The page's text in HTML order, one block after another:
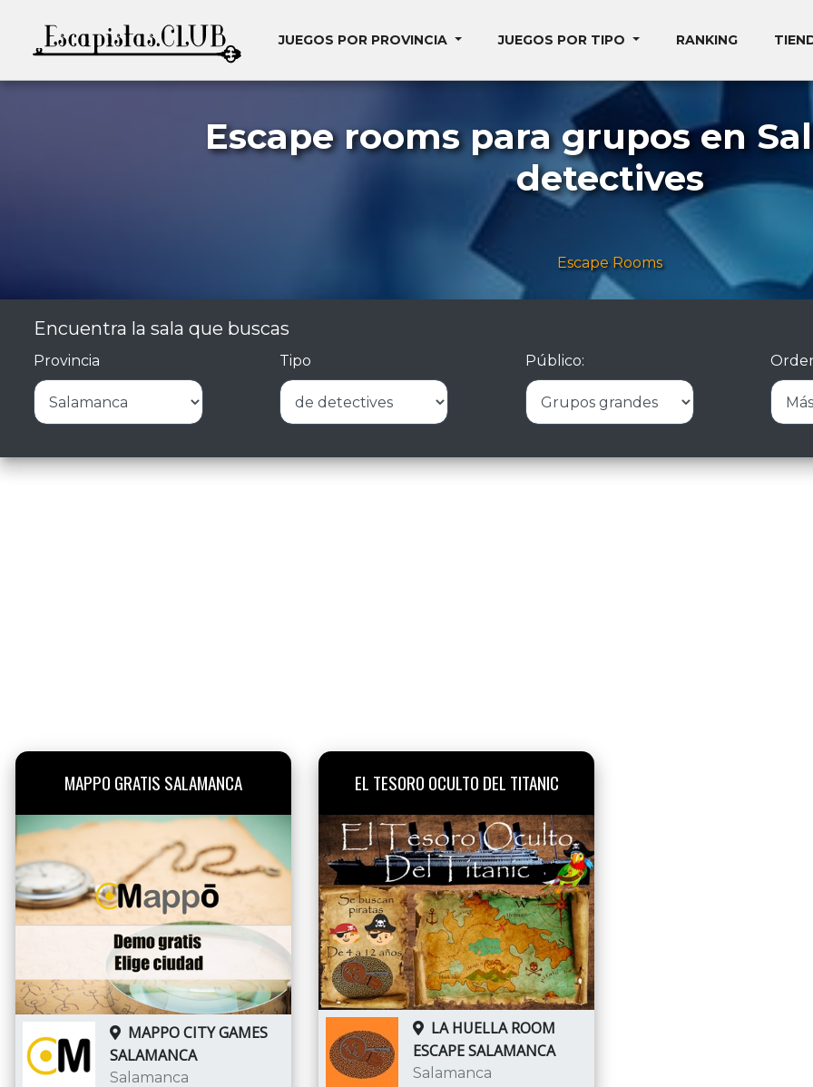
JUEGOS POR PROVINCIA JUEGOS POR TIPO RANKING
Escape rooms para grupos en
detectives
Escape Rooms
Encuentra la sala que buscas
Provincia Tipo Público:
MAPPO GRATIS SALAMANCA
MAPPO CITY GAMES
SALAMANCA
Salamanca
EL TESORO OCULTO DEL TITANIC
LA HUELLA ROOM
ESCAPE SALAMANCA
Salamanca